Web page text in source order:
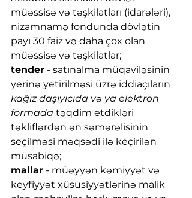
müəssisə və təşkilatları (idarələri),
nizamnamə fondunda dövlətin
payı 30 faiz və daha çox olan
müəssisə və təşkilatlar;
tender - satınalma müqaviləsinin
yerinə yetirilməsi üzrə iddiaçıların
kağız daşıyıcıda və ya elektron
formada təqdim etdikləri
təkliflərdən ən səmərəlisinin
seçilməsi məqsədi ilə keçirilən
müsabiqə;
mallar - müəyyən kəmiyyət və
keyfiyyət xüsusiyyətlərinə malik